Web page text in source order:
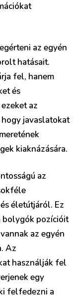
az egyén
hatásait.
fel, hanem
és
az
javaslatokat
kiaknázására.
az
életútjáról. Ez
bolygók pozícióit
az egyén
Az
használják fel
egy
felfedezni a